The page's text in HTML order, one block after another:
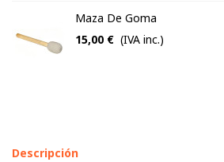
Maza De Goma
15,00 € (IVA inc.)
Descripción